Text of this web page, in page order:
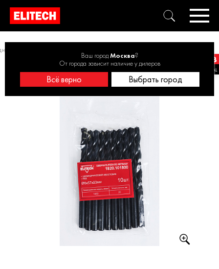
Ваш городМосква?
От города зависит наличие у дилеров
Всё верно Выбрать город
5-10 шт.